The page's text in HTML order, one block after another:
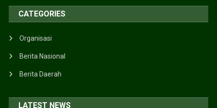
CATEGORIES
Organisasi
Berita Nasional
Berita Daerah
LATEST NEWS